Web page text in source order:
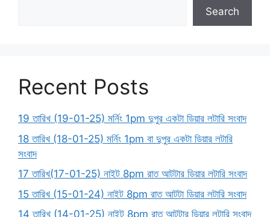
Search
Recent Posts
19 তারিখ (19-01-25) মর্নিং 1pm দুপুর একটা ডিয়ার লটারি সংবাদ
18 তারিখ (18-01-25) মর্নিং 1pm বা দুপুর একটা ডিয়ার লটারি
সংবাদ
17 তারিখ(17-01-25) নাইট 8pm রাত আটটার ডিয়ার লটারি সংবাদ
15 তারিখ (15-01-24) নাইট 8pm রাত আটটা ডিয়ার লটারি সংবাদ
14 তারিখ (14-01-25) নাইট 8pm রাত আটটার ডিয়ার লটারি সংবাদ